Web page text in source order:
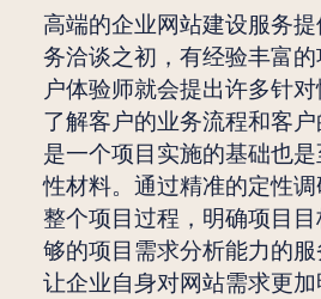
高端的企业网站建设服务
务洽谈之初，有经验丰富
户体验师就会提出许多针
了解客户的业务流程和客
是一个项目实施的基础也
性材料。通过精准的定性
整个项目过程，明确项目
够的项目需求分析能力的
让企业自身对网站需求更